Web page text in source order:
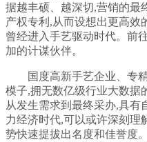
据越丰硕、越深切,营销的最
产权专利,从而设想出更高效
曾经进入手艺驱动时代。前
加的计谋伙伴。
国度高新手艺企业、专精
模子,拥无数亿级行业大数据
从发生需求到最终采办,具有
力经济时代,可以或许深刻理
势快速提拔出名度和佳誉度